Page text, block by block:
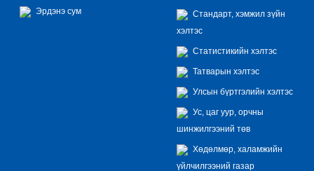
Эрдэнэ сум
Стандарт, хэмжил зүйн
хэлтэс
Статистикийн хэлтэс
Татварын хэлтэс
Улсын бүртгэлийн хэлтэс
Ус, цаг уур, орчны
шинжилгээний төв
Хөдөлмөр, халамжийн
үйлчилгээний газар